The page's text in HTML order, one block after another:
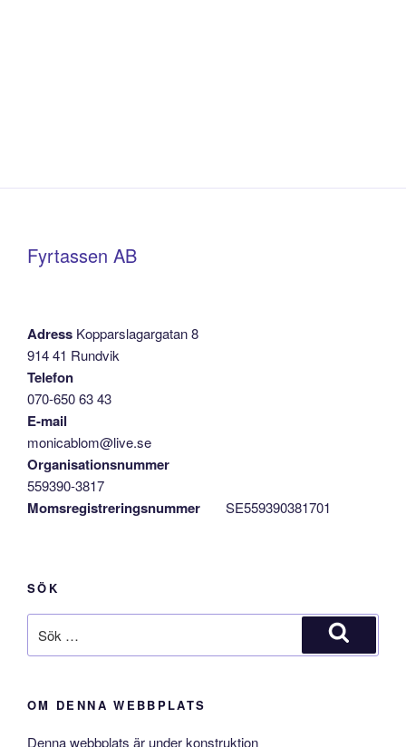
Fyrtassen AB
Adress Kopparslagargatan 8
914 41 Rundvik
Telefon
070-650 63 43
E-mail
monicablom@live.se
Organisationsnummer
559390-3817
Momsregistreringsnummer SE559390381701
SÖK
efter:
Sök
OM DENNA WEBBPLATS
Denna webbplats är under konstruktion